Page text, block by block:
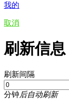
我的
取消
刷新信
刷新间隔
分钟后自动刷新